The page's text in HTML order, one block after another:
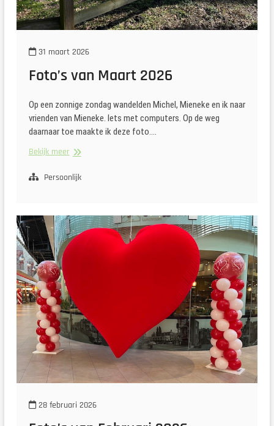
31 maart 2026
Foto’s van Maart 2026
Op een zonnige zondag wandelden Michel, Mieneke en ik naar
vrienden van Mieneke. Iets met computers. Op de weg
daarnaar toe maakte ik deze foto.…
Bekijk meerFoto’s
Maart
Persoonlijk
28 februari 2026